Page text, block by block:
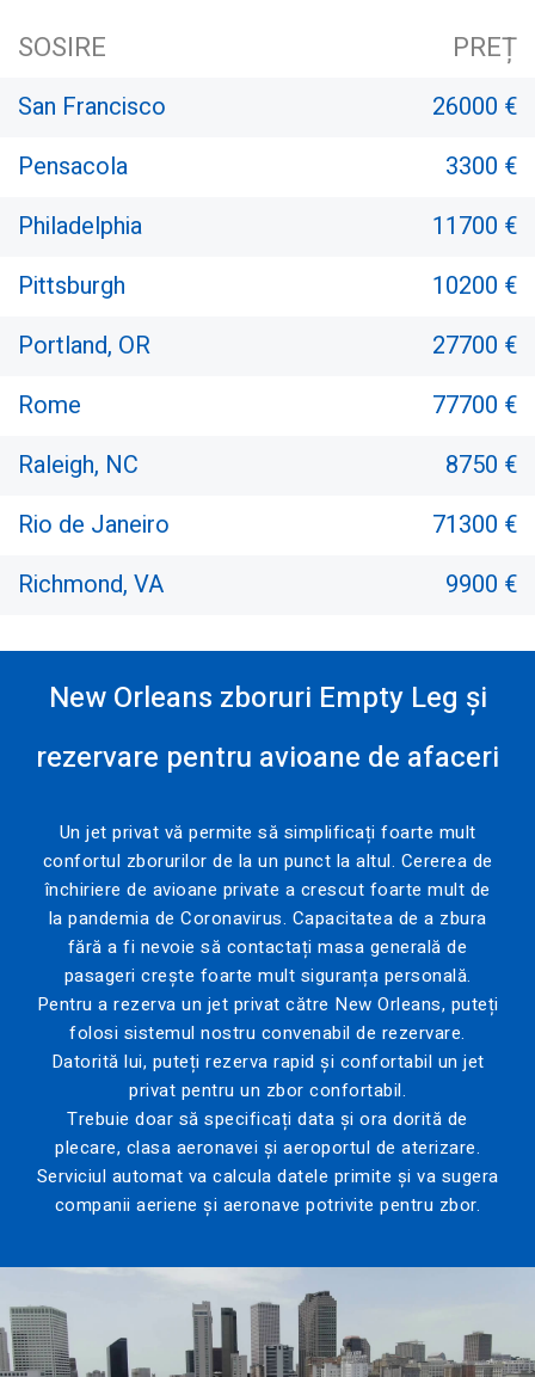
SOSIRE PREȚ
San Francisco
26000 €
Pensacola
3300 €
Philadelphia
11700 €
Pittsburgh
10200 €
Portland, OR
27700 €
Rome
77700 €
Raleigh, NC
8750 €
Rio de Janeiro
71300 €
Richmond, VA
9900 €
New Orleans zboruri Empty Leg și
rezervare pentru avioane de afaceri
Un jet privat vă permite să simplificați foarte mult
confortul zborurilor de la un punct la altul. Cererea de
închiriere de avioane private a crescut foarte mult de
la pandemia de Coronavirus. Capacitatea de a zbura
fără a fi nevoie să contactați masa generală de
pasageri crește foarte mult siguranța personală.
Pentru a rezerva un jet privat către New Orleans, puteți
folosi sistemul nostru convenabil de rezervare.
Datorită lui, puteți rezerva rapid și confortabil un jet
privat pentru un zbor confortabil.
Trebuie doar să specificați data și ora dorită de
plecare, clasa aeronavei și aeroportul de aterizare.
Serviciul automat va calcula datele primite și va sugera
companii aeriene și aeronave potrivite pentru zbor.